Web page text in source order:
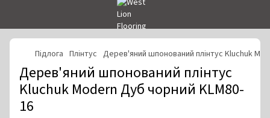
Підлога Плінтус Дерев'яний шпонований плінтус Kluchuk
Дерев'яний шпонований плінтус
Kluchuk Modern Дуб чорний KLM80-
16